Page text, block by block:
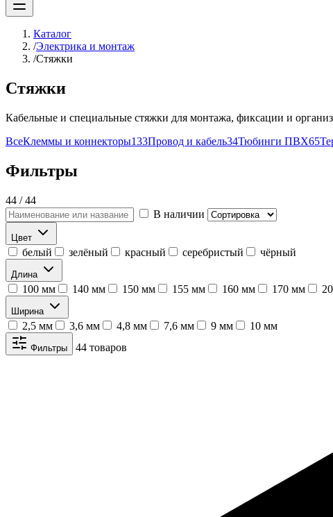
Каталог
/Электрика и монтаж
/Стяжки
Стяжки
Кабельные и специальные стяжки для монтажа, фиксации и
ВсеКлеммы и коннекторы133Провод и кабель34Тюбинги ПВХ65
Фильтры
44 / 44
В наличии
Цвет
белый зелёный красный серебристый чёрный
Длина
100 мм 140 мм 150 мм 155 мм 160 мм 170 мм
Ширина
2,5 мм 3,6 мм 4,8 мм 7,6 мм 9 мм 10 мм
Фильтры 44 товаров